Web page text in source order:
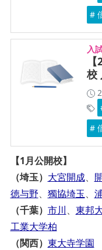
#
入
校
#
【1月公開校】
（埼玉） 大宮開成、
徳与野、 獨協埼玉、
（千葉） 市川、 東邦
工業大学柏
（関西） 東大寺学園